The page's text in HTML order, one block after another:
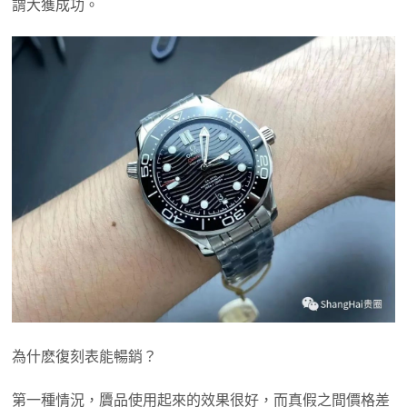
謂大獲成功。
為什麽復刻表能暢銷？
第一種情況，贗品使用起來的效果很好，而真假之間價格差